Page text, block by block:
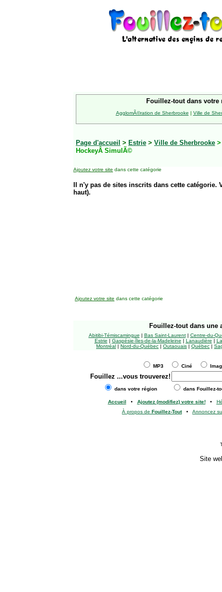
Fouillez-tout dans votre
AgglomÃ©ration de Sherbrooke | Ville de
Page d'accueil > Estrie > Ville de Sherbrooke
HockeyÂ SimulÃ©
Ajoutez votre site dans cette catégorie
Il n'y pas de sites inscrits dans cette
haut).
Ajoutez votre site dans cette catégorie
Fouillez-tout dans une
Abitibi-Témiscamingue | Bas Saint-Laurent| Centre-du-
Estrie | Gaspésie-Îles-de-la-Madeleine | Lanaudière |
Montréal | Nord-du-Québec | Outaouais | Québec |
MP3 Ciné
Fouillez ...vous trouverez!
dans votre région dans Fouillez-
Accueil • Ajoutez (modifiez) votre site!•
À propos de Fouillez-Tout• Annoncez
Site